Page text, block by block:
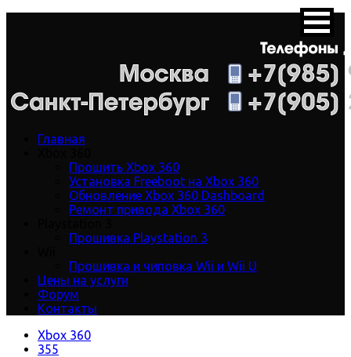
Главная
Прошить Xbox 360
Установка Freeboot на Xbox 360
Обновление Xbox 360 Dashboard
Ремонт привода Xbox 360
Прошивка Playstation 3
Прошивка и чиповка Wii и Wii U
Цены на услуги
Форум
Контакты
Xbox 360
355